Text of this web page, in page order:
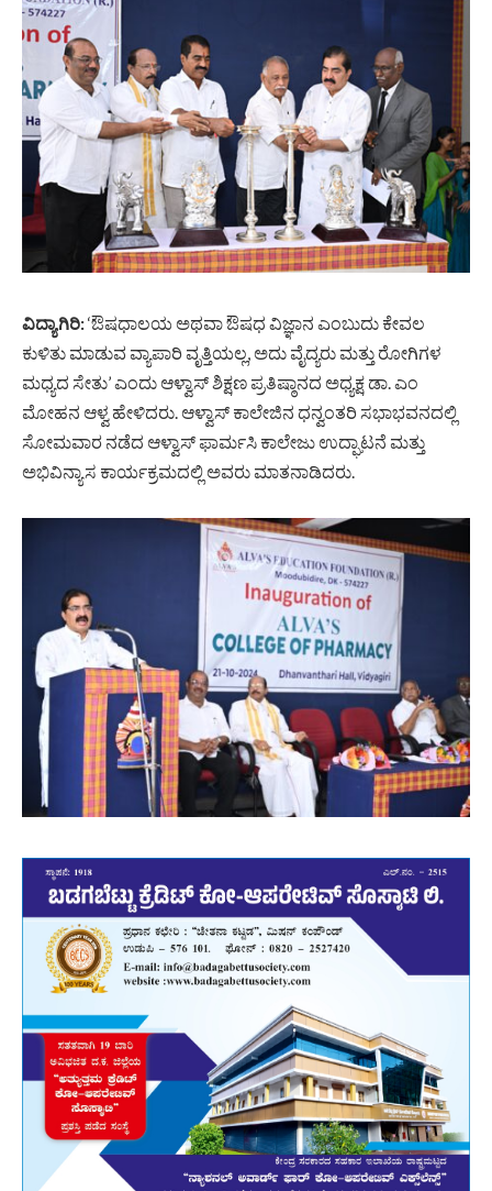
ವಿದ್ಯಾಗಿರಿ:‘ಔಷಧಾಲಯ ಅಥವಾ ಔಷಧ ವಿಜ್ಞಾನ ಎಂಬುದು ಕೇವಲ
ಕುಳಿತು ಮಾಡುವ ವ್ಯಾಪಾರಿ ವೃತ್ತಿಯಲ್ಲ, ಅದು ವೈದ್ಯರು ಮತ್ತು ರೋಗಿಗಳ
ಮಧ್ಯದ ಸೇತು’ ಎಂದು ಆಳ್ವಾಸ್ ಶಿಕ್ಷಣ ಪ್ರತಿಷ್ಠಾನದ ಅಧ್ಯಕ್ಷ ಡಾ. ಎಂ
ಮೋಹನ ಆಳ್ವ ಹೇಳಿದರು. ಆಳ್ವಾಸ್ ಕಾಲೇಜಿನ ಧನ್ವಂತರಿ ಸಭಾಭವನದಲ್ಲಿ
ಸೋಮವಾರ ನಡೆದ ಆಳ್ವಾಸ್ ಫಾರ್ಮಸಿ ಕಾಲೇಜು ಉದ್ಘಾಟನೆ ಮತ್ತು
ಅಭಿವಿನ್ಯಾಸ ಕಾರ್ಯಕ್ರಮದಲ್ಲಿ ಅವರು ಮಾತನಾಡಿದರು.